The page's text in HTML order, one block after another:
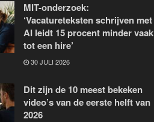
MIT-onderzoek:
‘Vacatureteksten schrijven met
AI leidt 15 procent minder vaak
tot een hire’
30 JULI 2026
Dit zijn de 10 meest bekeken
video’s van de eerste helft van
2026